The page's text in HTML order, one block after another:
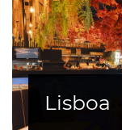
Lisboa